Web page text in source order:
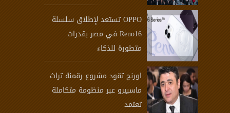
OPPO تستعد لإطلاق سلسلة
Reno16 في مصر بقدرات
متطورة للذكاء
اورنچ تقود مشروع رقمنة تراث
ماسبيرو عبر منظومة متكاملة
تعتمد